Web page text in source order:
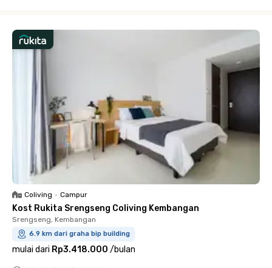
Coliving • Campur
Kost Rukita Srengseng Coliving Kembangan
Srengseng, Kembangan
6.9 km dari graha bip building
mulai dari Rp3.418.000 /bulan